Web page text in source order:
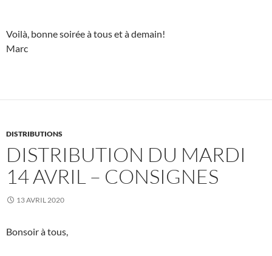
Voilà, bonne soirée à tous et à demain!
Marc
DISTRIBUTIONS
DISTRIBUTION DU MARDI
14 AVRIL – CONSIGNES
13 AVRIL 2020
Bonsoir à tous,